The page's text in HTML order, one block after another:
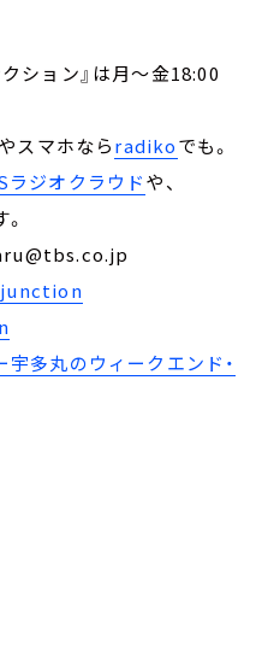
ション』は月～金18:00
スマホならradikoでも。
ラジオクラウドや、
宇多丸のウィークエンド・